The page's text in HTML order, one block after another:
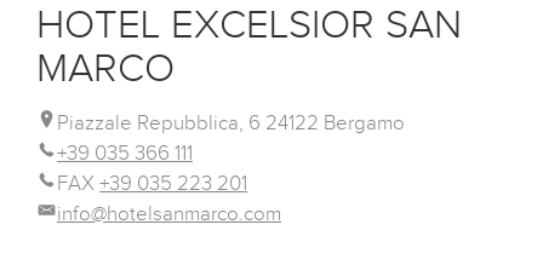
HOTEL EXCELSIOR SAN
MARCO
Piazzale Repubblica, 6 24122 Bergamo
+39 035 366 111
FAX +39 035 223 201
info@hotelsanmarco.com